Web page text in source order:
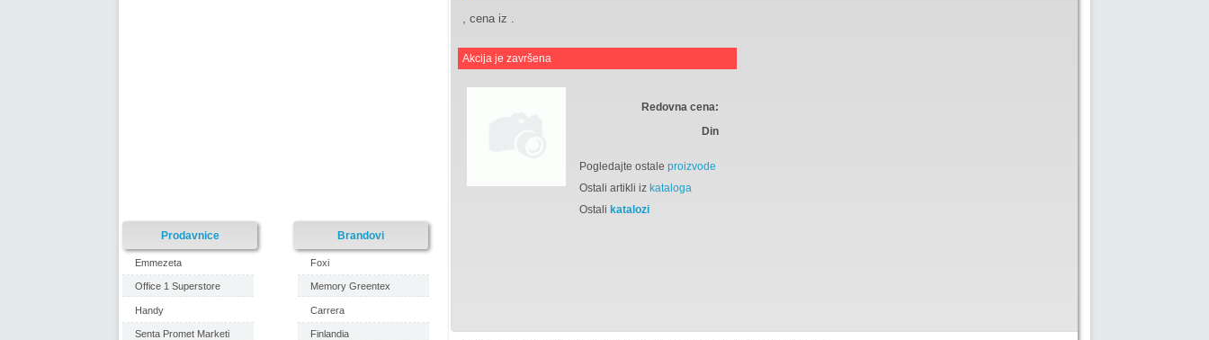
, cena iz .
Akcija je završena
Redovna cena:
Din
Pogledajte ostale proizvode
Ostali artikli iz kataloga
Ostali katalozi
Prodavnice
Emmezeta
Office 1 Superstore
Handy
Senta Promet Marketi
Brandovi
Foxi
Memory Greentex
Carrera
Finlandia